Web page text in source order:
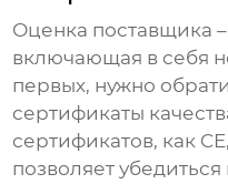
Оценка поставщика
включающая в себя
первых, нужно
сертификаты
сертификатов, как
позволяет убедиться